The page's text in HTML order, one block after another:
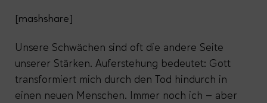
[mashshare]
Unsere Schwächen sind oft die andere Seite
unserer Stärken. Auferstehung bedeutet: Gott
transformiert mich durch den Tod hindurch in
einen neuen Menschen. Immer noch ich – aber